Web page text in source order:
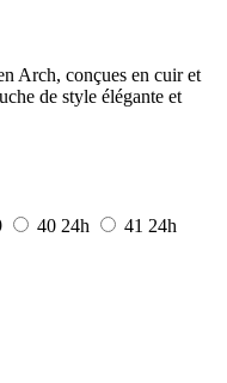
Arch, conçues en cuir et
de style élégante et
40 24h 41 24h